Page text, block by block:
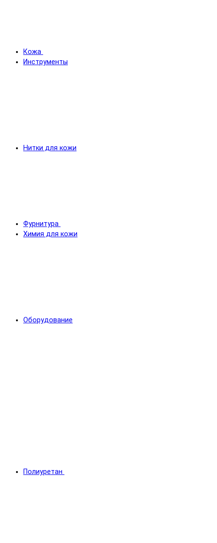
Кожа
Инструменты
Нитки для кожи
Фурнитура
Химия для кожи
Оборудование
Полиуретан